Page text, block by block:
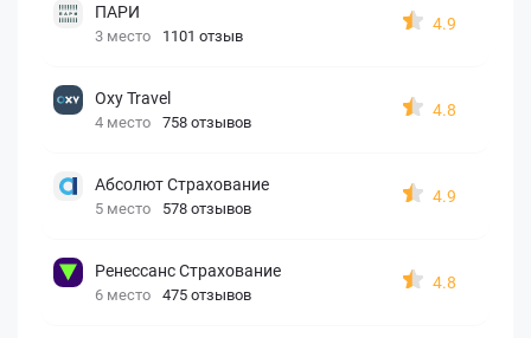
ПАРИ
3 место 1101 отзыв
4.9
Oxy Travel
4 место 758 отзывов
4.8
Абсолют Страхование
5 место 578 отзывов
4.9
Ренессанс Страхование
6 место 475 отзывов
4.8